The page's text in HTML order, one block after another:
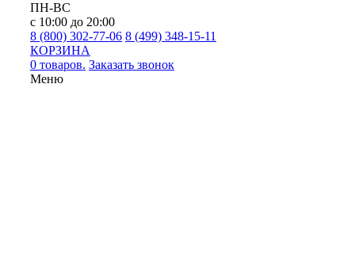
ПН-ВС
с 10:00 до 20:00
8 (800) 302-77-06 8 (499) 348-15-11
КОРЗИНА
0 товаров. Заказать звонок
Меню